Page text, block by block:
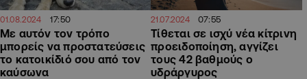
01.08.2024 17:50
Με αυτόν τον τρόπο
μπορείς να προστατεύσεις
το κατοικίδιό σου από τον
καύσωνα
21.07.2024 07:55
Τίθεται σε ισχύ νέα κίτρινη
προειδοποίηση, αγγίζει
τους 42 βαθμούς ο
υδράργυρος